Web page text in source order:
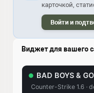
карточкой,
Войти и
Виджет для вашего